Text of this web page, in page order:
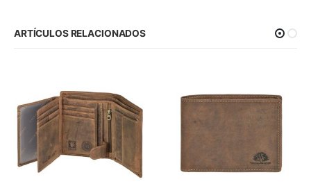
ARTÍCULOS RELACIONADOS